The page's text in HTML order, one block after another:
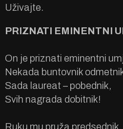
Uživajte.
PRIZNATI EMINENTNI
On je priznati eminentni
Nekada buntovnik
Sada laureat – pobednik,
Svih nagrada dobitnik!
Ruku mu pruža predsednik